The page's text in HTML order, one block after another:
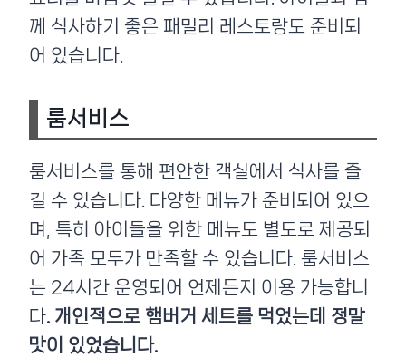
께 식사하기 좋은 패밀리 레스토랑도 준비되
어 있습니다.
룸서비스
룸서비스를 통해 편안한 객실에서 식사를 즐
길 수 있습니다. 다양한 메뉴가 준비되어 있으
며, 특히 아이들을 위한 메뉴도 별도로 제공되
어 가족 모두가 만족할 수 있습니다. 룸서비스
는 24시간 운영되어 언제든지 이용 가능합니
다. 개인적으로 햄버거 세트를 먹었는데 정말
맛이 있었습니다.